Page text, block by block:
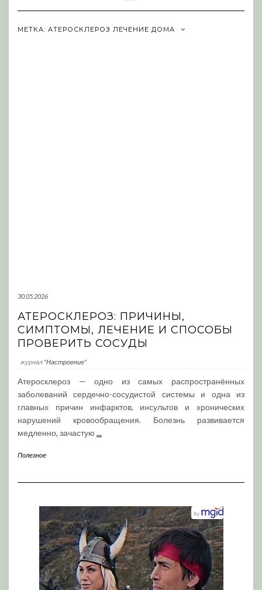
Navigation
МЕТКА: АТЕРОСКЛЕРОЗ ЛЕЧЕНИЕ ДОМА
30.05.2026
АТЕРОСКЛЕРОЗ: ПРИЧИНЫ,
СИМПТОМЫ, ЛЕЧЕНИЕ И СПОСОБЫ
ПРОВЕРИТЬ СОСУДЫ
журнал "Настроение"
Атеросклероз — одно из самых распространённых
заболеваний сердечно-сосудистой системы и одна из
главных причин инфарктов, инсультов и хронических
нарушений кровообращения. Болезнь развивается
медленно, зачастую ...
Полезное